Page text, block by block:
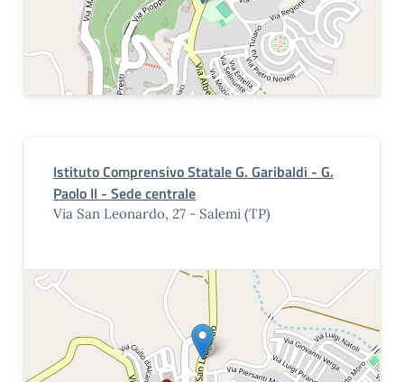
Istituto Comprensivo Statale G. Garibaldi - G.
Paolo II - Sede centrale
Via San Leonardo, 27 - Salemi (TP)